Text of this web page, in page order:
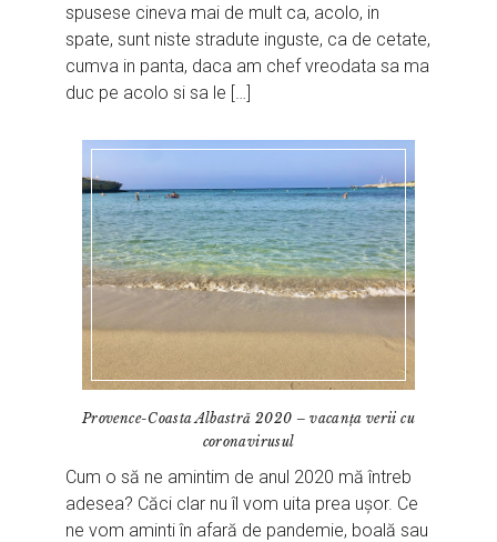
spusese cineva mai de mult ca, acolo, in
spate, sunt niste stradute inguste, ca de cetate,
cumva in panta, daca am chef vreodata sa ma
duc pe acolo si sa le […]
Provence-Coasta Albastră 2020 – vacanța verii cu
coronavirusul
Cum o să ne amintim de anul 2020 mă întreb
adesea? Căci clar nu îl vom uita prea ușor. Ce
ne vom aminti în afară de pandemie, boală sau